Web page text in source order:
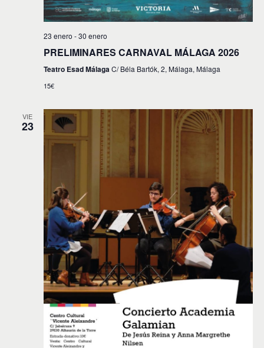
23 enero -30 enero
PRELIMINARES CARNAVAL MÁLAGA 2026
Teatro Esad MálagaC/ Béla Bartók, 2, Málaga, Málaga
15€
VIE
23